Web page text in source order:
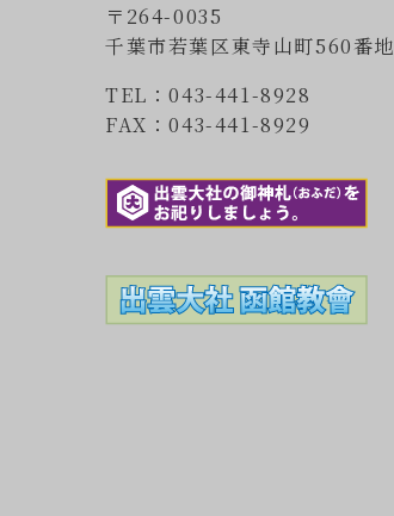
〒264-0035
千葉市若葉区東寺山町560番地
TEL：043-441-8928
FAX：043-441-8929